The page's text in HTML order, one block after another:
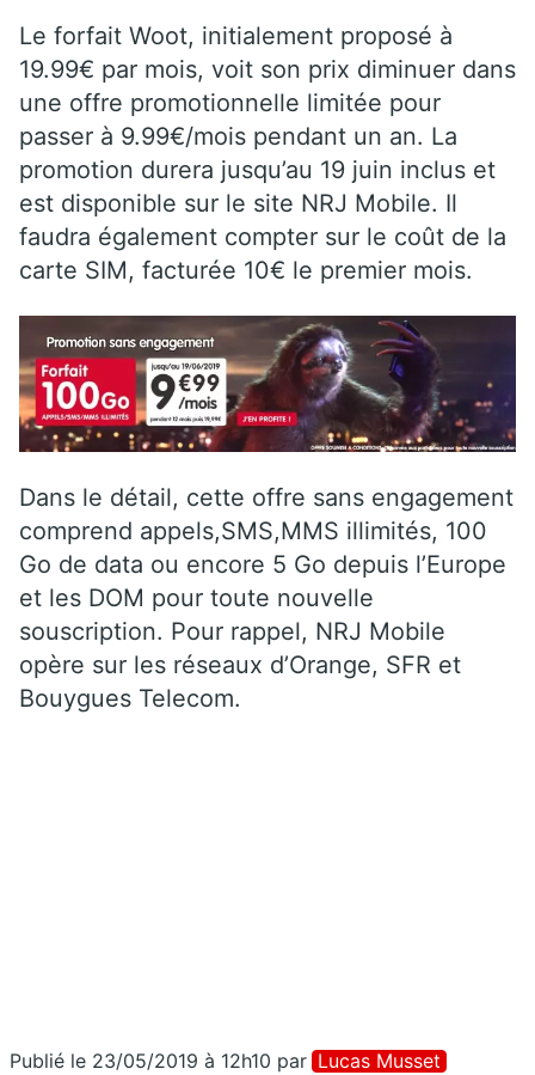
Le forfait Woot, initialement proposé à
19.99€ par mois, voit son prix diminuer dans
une offre promotionnelle limitée pour
passer à 9.99€/mois pendant un an. La
promotion durera jusqu’au 19 juin inclus et
est disponible sur le site NRJ Mobile. Il
faudra également compter sur le coût de la
carte SIM, facturée 10€ le premier mois.
Dans le détail, cette offre sans engagement
comprend appels,SMS,MMS illimités, 100
Go de data ou encore 5 Go depuis l’Europe
et les DOM pour toute nouvelle
souscription. Pour rappel, NRJ Mobile
opère sur les réseaux d’Orange, SFR et
Bouygues Telecom.
Publié le 23/05/2019 à 12h10 par Lucas Musset